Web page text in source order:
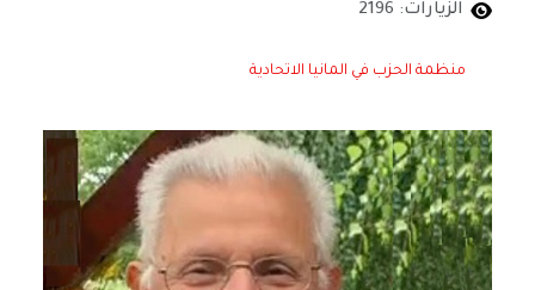
الزيارات: 2196
منظمة الحزب في المانيا الاتحادية